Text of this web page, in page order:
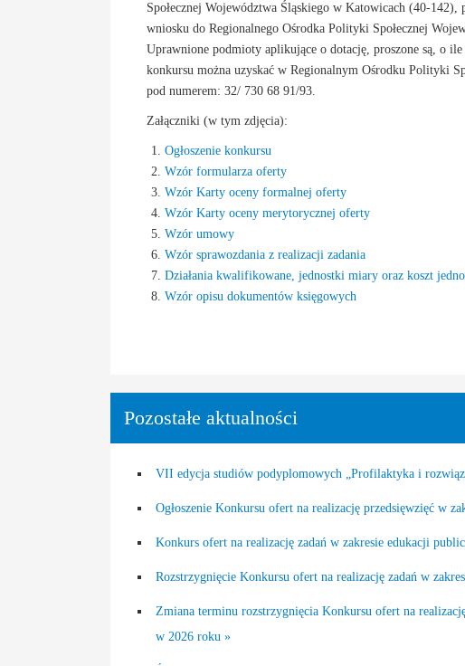
Społecznej Województwa Śląskiego w Katowicach (40-
wniosku do Regionalnego Ośrodka Polityki Społecznej
Uprawnione podmioty aplikujące o dotację, proszone są, o
konkursu można uzyskać w Regionalnym Ośrodku Polityki
pod numerem: 32/ 730 68 91/93.
Załączniki (w tym zdjęcia):
Ogłoszenie konkursu
Wzór formularza oferty
Wzór Karty oceny formalnej oferty
Wzór Karty oceny merytorycznej oferty
Wzór umowy
Wzór sprawozdania z realizacji zadania
Działania kwalifikowane, jednostki miary oraz koszt
Wzór opisu dokumentów księgowych
Pozostałe aktualności
VII edycja studiów podyplomowych „Profilaktyka i
Ogłoszenie Konkursu ofert na realizację przedsięwzięć w
Konkurs ofert na realizację zadań w zakresie edukacji
Rozstrzygnięcie Konkursu ofert na realizację zadań w
Zmiana terminu rozstrzygnięcia Konkursu ofert na
w 2026 roku »